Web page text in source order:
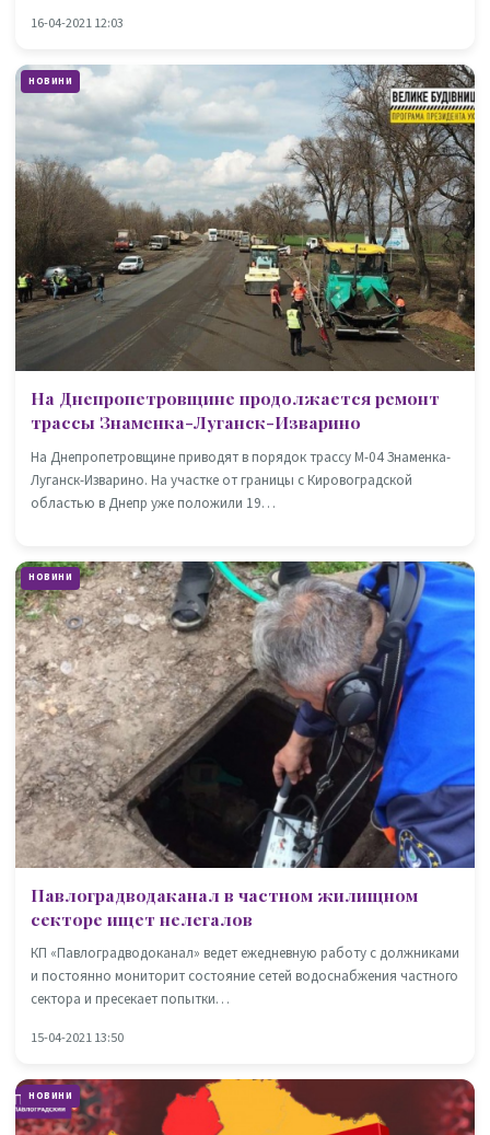
16-04-2021 12:03
НОВИНИ
На Днепропетровщине продолжается ремонт
трассы Знаменка-Луганск-Изварино
На Днепропетровщине приводят в порядок трассу М-04 Знаменка-
Луганск-Изварино. На участке от границы с Кировоградской
областью в Днепр уже положили 19…
НОВИНИ
Павлоградводаканал в частном жилищном
секторе ищет нелегалов
КП «Павлоградводоканал» ведет ежедневную работу с должниками
и постоянно мониторит состояние сетей водоснабжения частного
сектора и пресекает попытки…
15-04-2021 13:50
НОВИНИ